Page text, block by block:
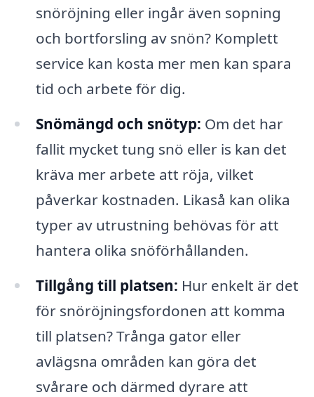
snöröjning eller ingår även sopning
och bortforsling av snön? Komplett
service kan kosta mer men kan spara
tid och arbete för dig.
Snömängd och snötyp: Om det har
fallit mycket tung snö eller is kan det
kräva mer arbete att röja, vilket
påverkar kostnaden. Likaså kan olika
typer av utrustning behövas för att
hantera olika snöförhållanden.
Tillgång till platsen: Hur enkelt är det
för snöröjningsfordonen att komma
till platsen? Trånga gator eller
avlägsna områden kan göra det
svårare och därmed dyrare att